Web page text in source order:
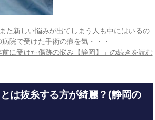
た新しい悩みが出てしまう人も中にはいるの
院で受けた手術の痕を気・・・
前に受けた傷跡の悩み【静岡】」の続きを読む
は抜糸する方が綺麗？(静岡の